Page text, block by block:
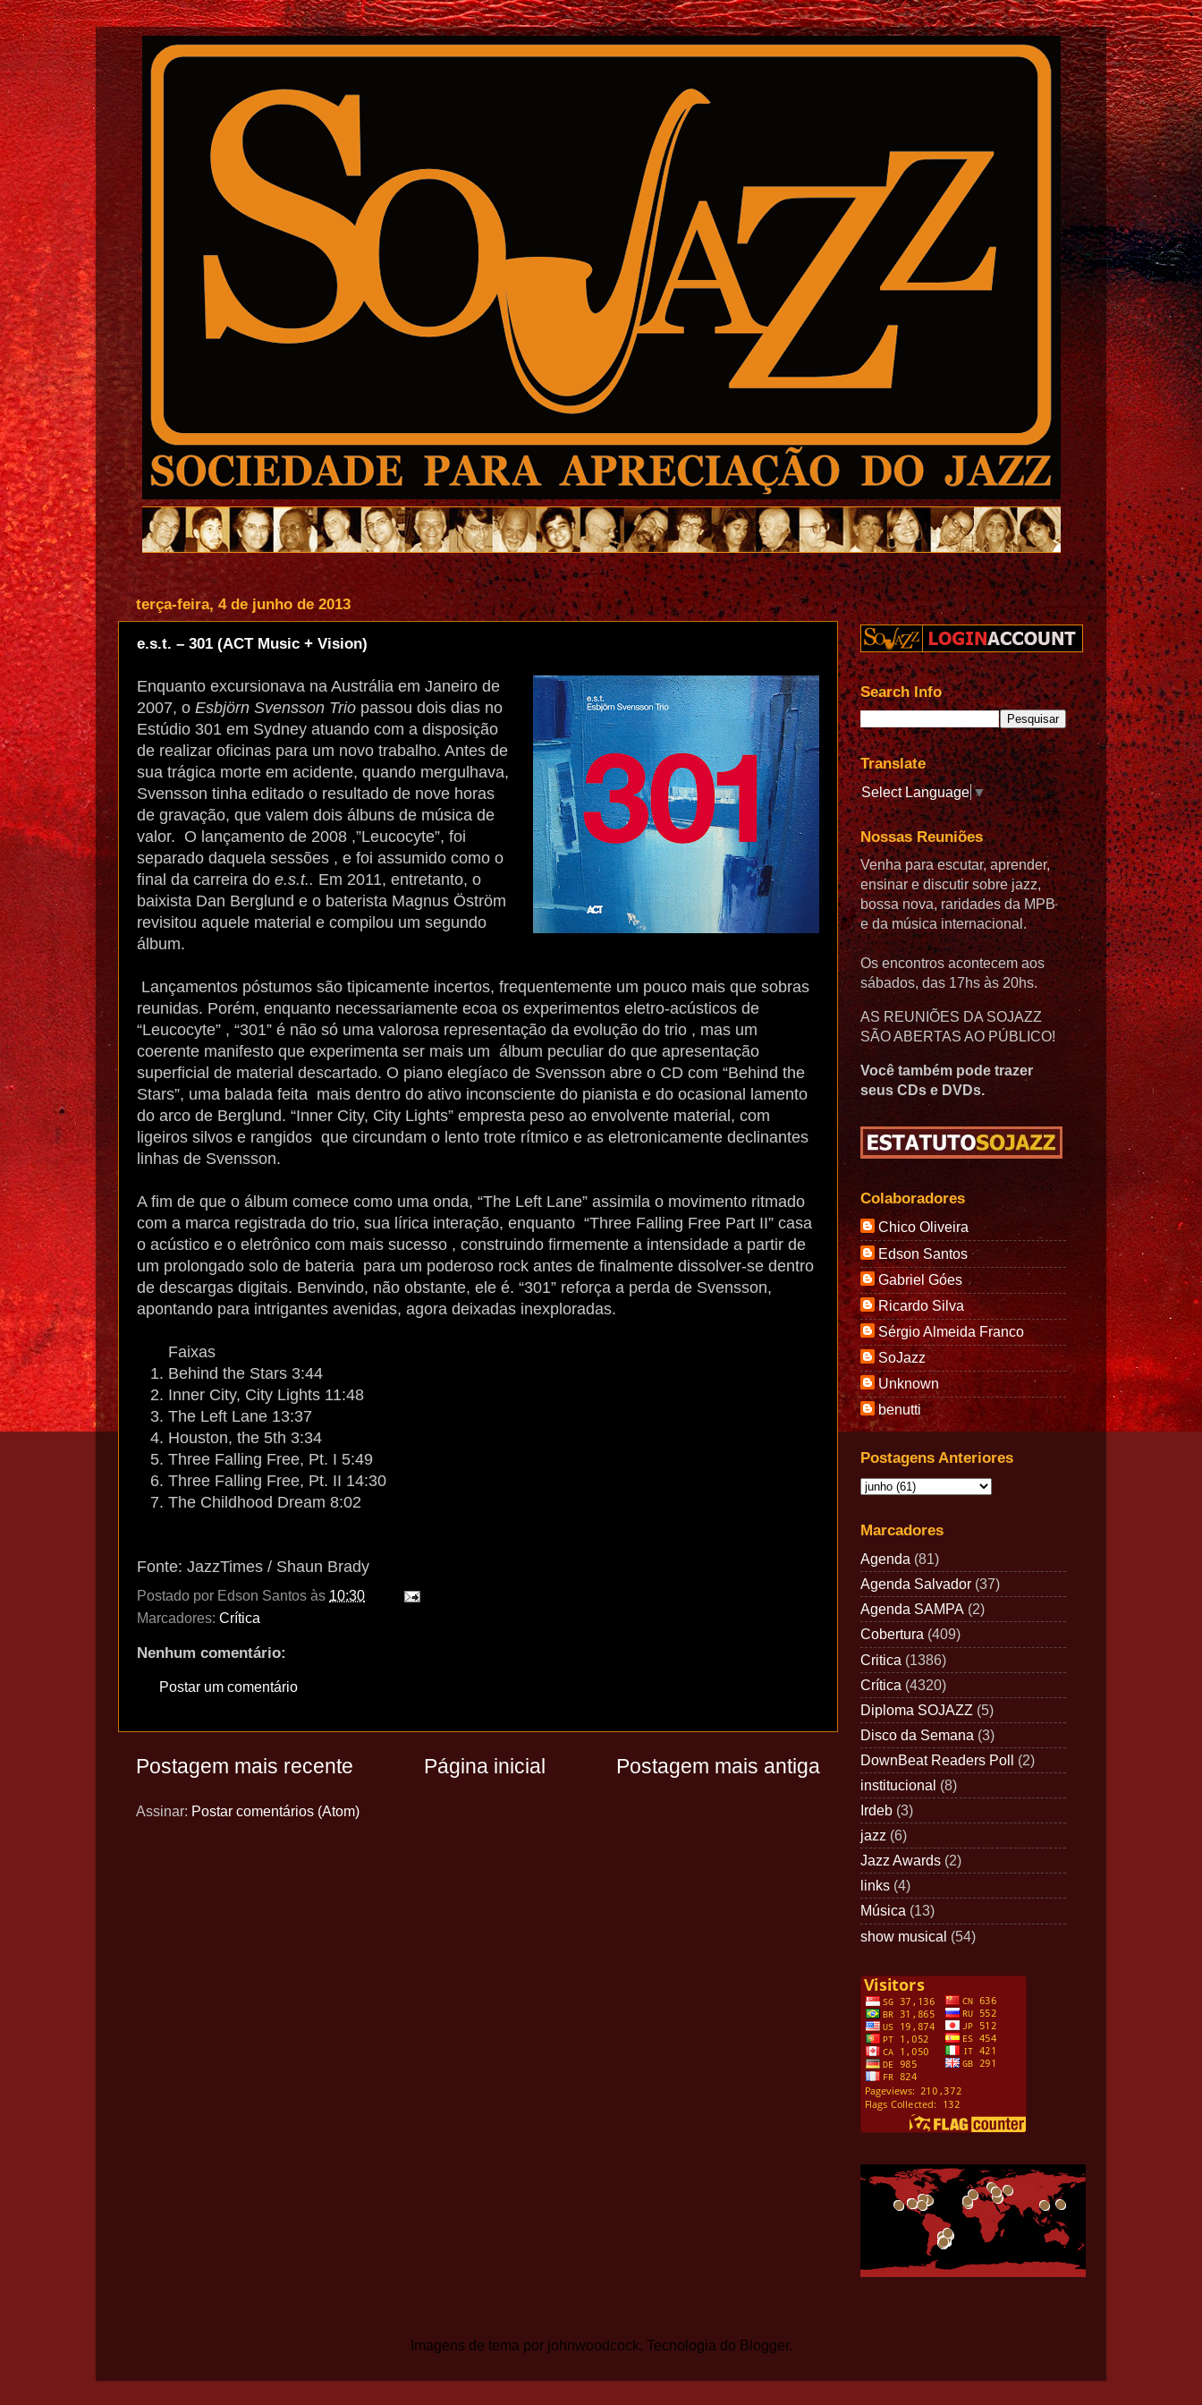
terça-feira, 4 de junho de 2013
e.s.t. – 301 (ACT Music + Vision)
Enquanto excursionava na Austrália em Janeiro de
2007, o Esbjörn Svensson Trio passou dois dias no
Estúdio 301 em Sydney atuando com a disposição
de realizar oficinas para um novo trabalho. Antes de
sua trágica morte em acidente, quando mergulhava,
Svensson tinha editado o resultado de nove horas
de gravação, que valem dois álbuns de música de
valor. O lançamento de 2008 ,”Leucocyte”, foi
separado daquela sessões , e foi assumido como o
final da carreira do e.s.t.. Em 2011, entretanto, o
baixista Dan Berglund e o baterista Magnus Öström
revisitou aquele material e compilou um segundo
álbum.
Lançamentos póstumos são tipicamente incertos, frequentemente um pouco mais que sobras
reunidas. Porém, enquanto necessariamente ecoa os experimentos eletro-acústicos de
“Leucocyte” , “301” é não só uma valorosa representação da evolução do trio , mas um
coerente manifesto que experimenta ser mais um álbum peculiar do que apresentação
superficial de material descartado. O piano elegíaco de Svensson abre o CD com “Behind the
Stars”, uma balada feita mais dentro do ativo inconsciente do pianista e do ocasional lamento
do arco de Berglund. “Inner City, City Lights” empresta peso ao envolvente material, com
ligeiros silvos e rangidos que circundam o lento trote rítmico e as eletronicamente declinantes
linhas de Svensson.
A fim de que o álbum comece como uma onda, “The Left Lane” assimila o movimento ritmado
com a marca registrada do trio, sua lírica interação, enquanto “Three Falling Free Part II” casa
o acústico e o eletrônico com mais sucesso , construindo firmemente a intensidade a partir de
um prolongado solo de bateria para um poderoso rock antes de finalmente dissolver-se dentro
de descargas digitais. Benvindo, não obstante, ele é. “301” reforça a perda de Svensson,
apontando para intrigantes avenidas, agora deixadas inexploradas.
Faixas
1. Behind the Stars 3:44
2. Inner City, City Lights 11:48
3. The Left Lane 13:37
4. Houston, the 5th 3:34
5. Three Falling Free, Pt. I 5:49
6. Three Falling Free, Pt. II 14:30
7. The Childhood Dream 8:02
Fonte: JazzTimes / Shaun Brady
Postado por Edson Santos às 10:30
Marcadores: Crítica
Nenhum comentário:
Postar um comentário
Postagem mais recente Postagem mais antiga
Página inicial
Assinar: Postar comentários (Atom)
Search Info
Translate
Select Language▼
Nossas Reuniões
Venha para escutar, aprender,
ensinar e discutir sobre jazz,
bossa nova, raridades da MPB
e da música internacional.
Os encontros acontecem aos
sábados, das 17hs às 20hs.
AS REUNIÕES DA SOJAZZ
SÃO ABERTAS AO PÚBLICO!
Você também pode trazer
seus CDs e DVDs.
Colaboradores
Chico Oliveira
Edson Santos
Gabriel Góes
Ricardo Silva
Sérgio Almeida Franco
SoJazz
Unknown
benutti
Postagens Anteriores
Marcadores
Agenda (81)
Agenda Salvador (37)
Agenda SAMPA (2)
Cobertura (409)
Critica (1386)
Crítica (4320)
Diploma SOJAZZ (5)
Disco da Semana (3)
DownBeat Readers Poll (2)
institucional (8)
Irdeb (3)
jazz (6)
Jazz Awards (2)
links (4)
Música (13)
show musical (54)
Imagens de tema por johnwoodcock. Tecnologia do Blogger.